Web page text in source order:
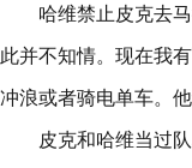
哈维禁止皮克去
此并不知情。现在我
冲浪或者骑电单车。
皮克和哈维当过